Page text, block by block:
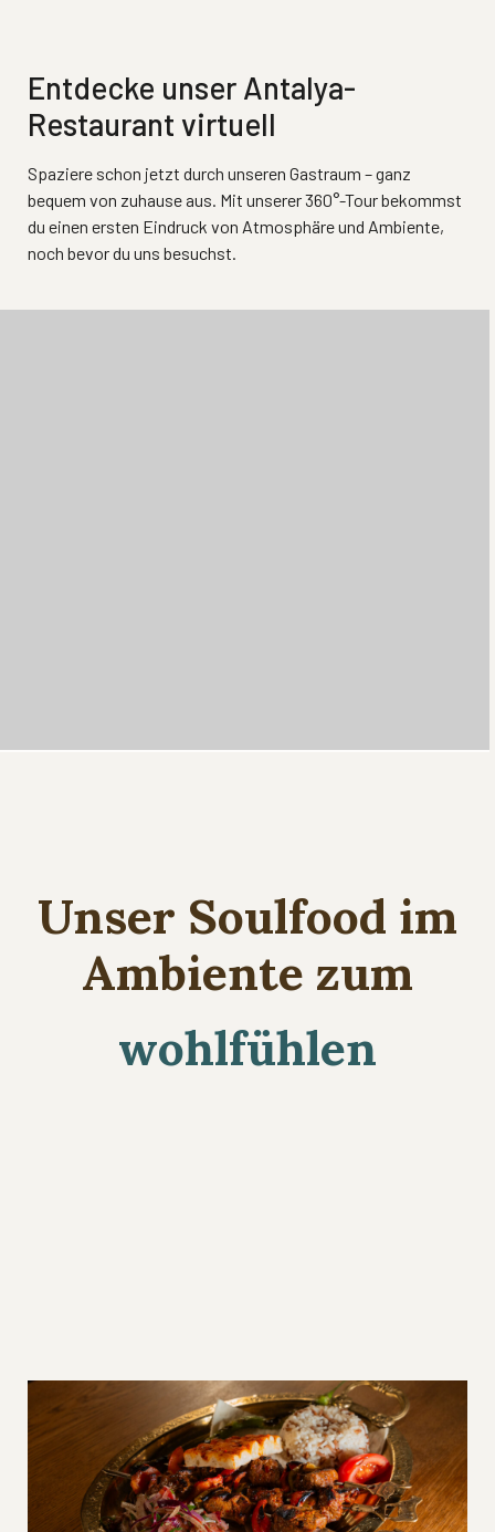
Entdecke unser Antalya-
Restaurant virtuell
Spaziere schon jetzt durch unseren Gastraum – ganz
bequem von zuhause aus. Mit unserer 360°-Tour bekommst
du einen ersten Eindruck von Atmosphäre und Ambiente,
noch bevor du uns besuchst.
Unser Soulfood im
Ambiente zum
wohlfühlen